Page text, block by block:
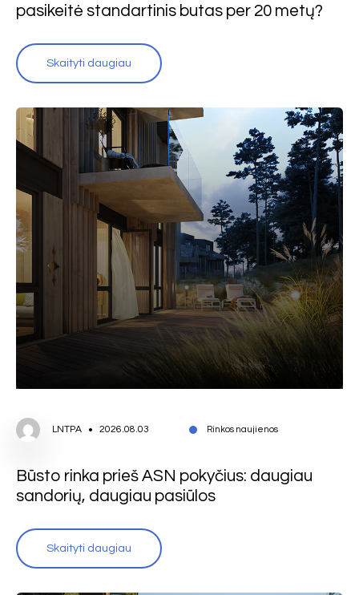
pasikeitė standartinis butas per 20 metų?
Skaityti daugiau
LNTPA 2026.08.03 Rinkos naujienos
Būsto rinka prieš ASN pokyčius: daugiau
sandorių, daugiau pasiūlos
Skaityti daugiau